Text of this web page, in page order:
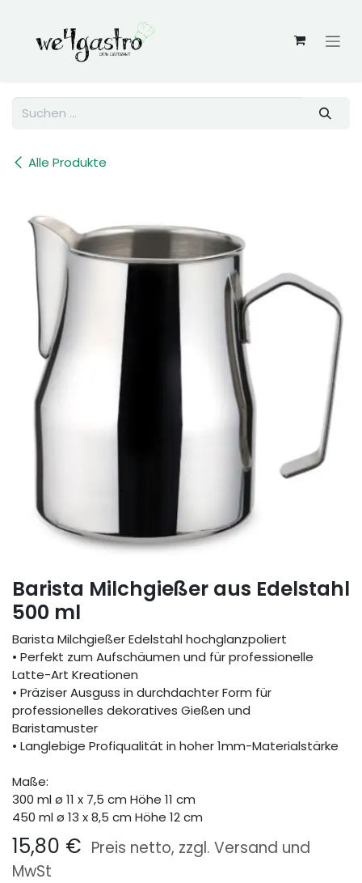
Alle Produkte
Barista Milchgießer aus Edelstahl
500 ml
Barista Milchgießer Edelstahl hochglanzpoliert
• Perfekt zum Aufschäumen und für professionelle
Latte-Art Kreationen
• Präziser Ausguss in durchdachter Form für
professionelles dekoratives Gießen und
Baristamuster
• Langlebige Profiqualität in hoher 1mm-Materialstärke
Maße:
300 ml ø 11 x 7,5 cm Höhe 11 cm
450 ml ø 13 x 8,5 cm Höhe 12 cm
15,80 € Preis netto, zzgl. Versand und
MwSt